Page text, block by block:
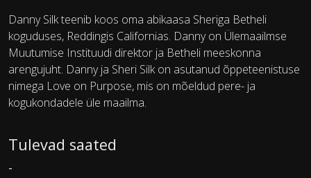
Danny Silk teenib koos oma abikaasa Sheriga Betheli
koguduses, Reddingis Californias. Danny on Ülemaailmse
Muutumise Instituudi direktor ja Betheli meeskonna
arengujuht. Danny ja Sheri Silk on asutanud õppeteenistuse
nimega Love on Purpose, mis on mõeldud pere- ja
kogukondadele üle maailma.
Tulevad saated
-